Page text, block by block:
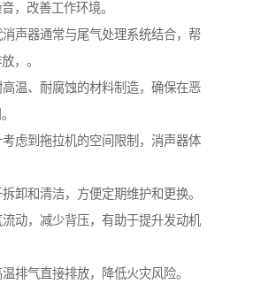
，改善工作环境。
声器通常与尾气处理系统结合，帮
，。
温、耐腐蚀的材料制造，确保在恶
虑到拖拉机的空间限制，消声器体
卸和清洁，方便定期维护和更换。
动，减少背压，有助于提升发动机
排气直接排放，降低火灾风险。